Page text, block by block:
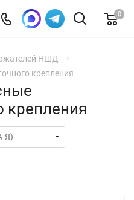
0
НШД
крепления
крепления